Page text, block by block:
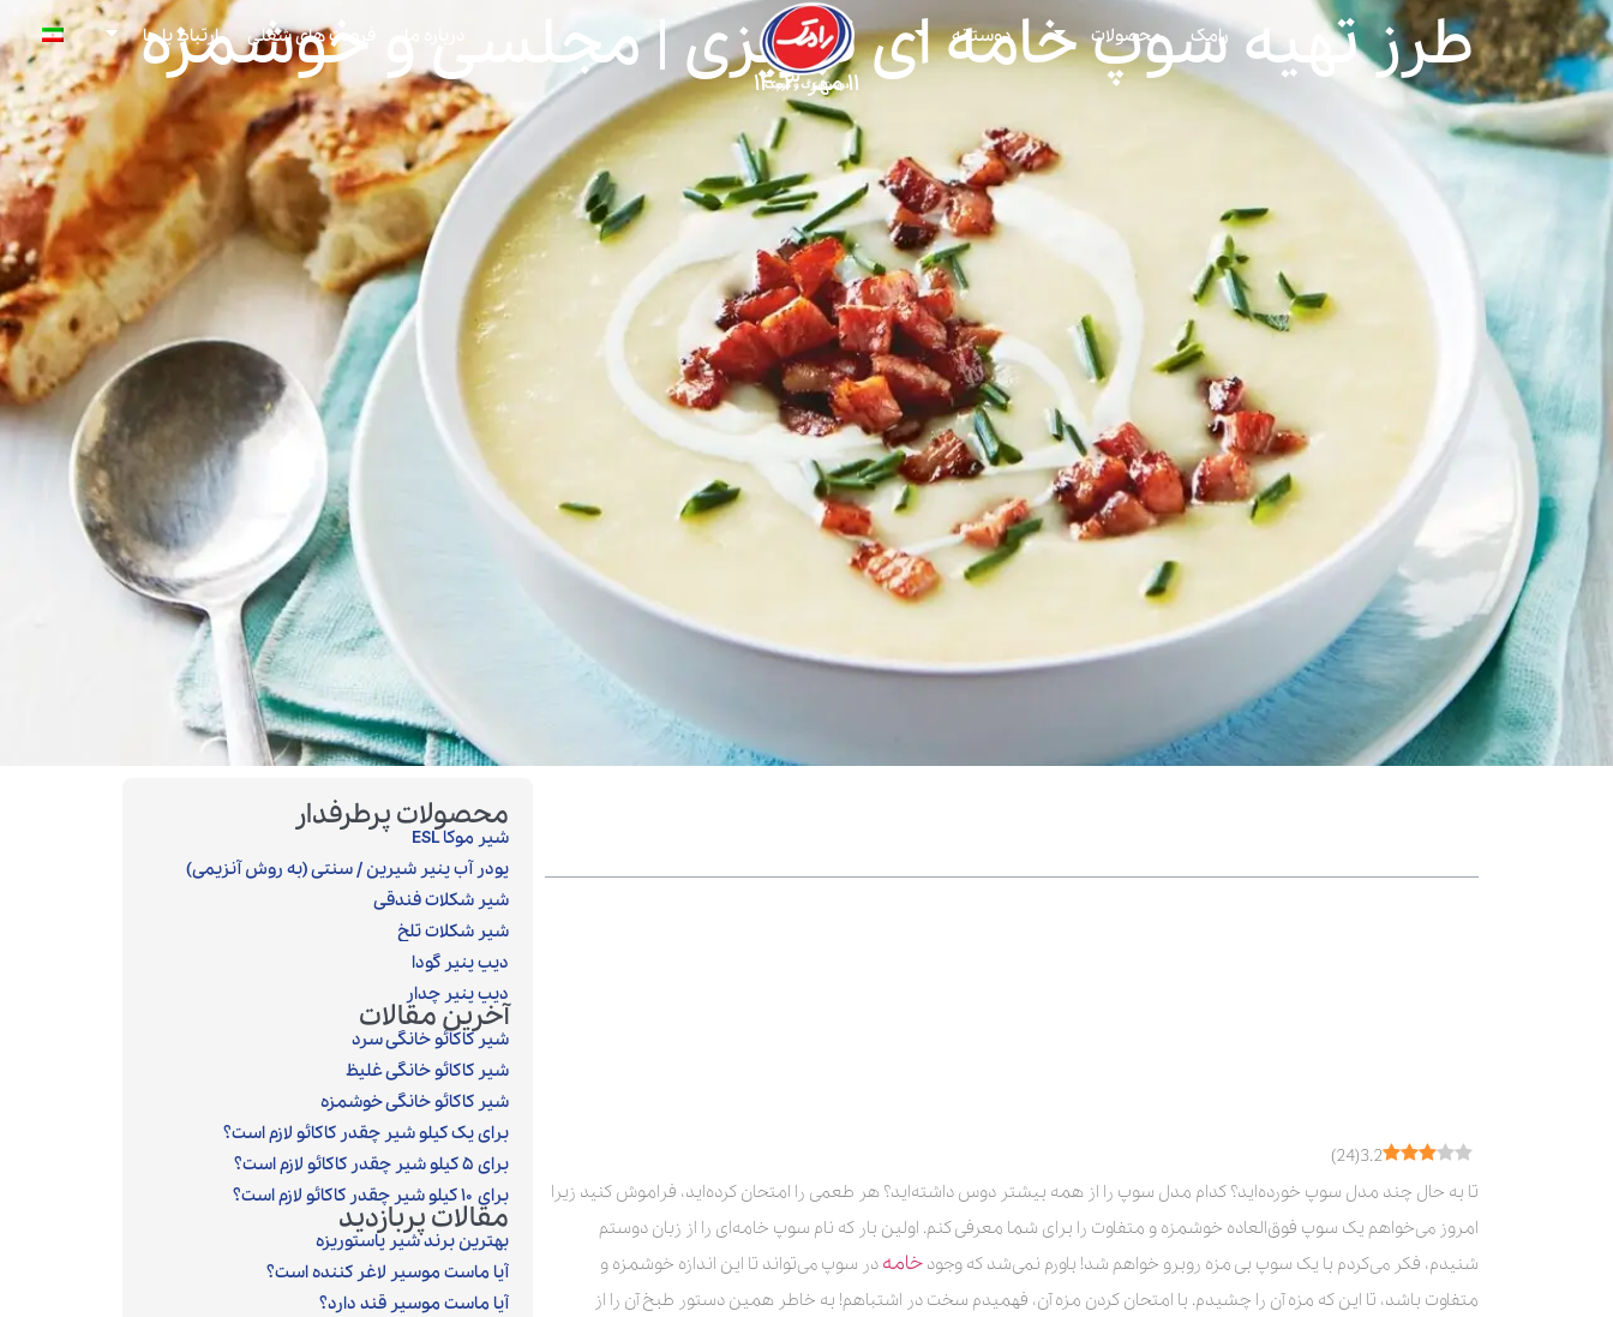
فرصت های شغلی ارتباط با ما رامک محصولات دوستانه
طرز تهیه سوپ خامه ای تبریزی | مجلسی و خوشمزه
۱۱ مهر ۱۴۰۳
طرز تهیه سوپ خامه با کلم بروکلی
نکات مهمی که باید بدانید
کلام آخر
3.2
(
24
)
تا به حال چند مدل سوپ خورده‌اید؟ کدام مدل سوپ را از همه بیشتر دوس داشته‌اید؟ هر طعمی را امتحان کرده‌اید، فراموش کنید زیرا
امروز می‌خواهم یک سوپ فوق‌العاده خوشمزه و متفاوت را برای شما معرفی کنم. اولین بار که نام سوپ خامه‌ای را از زبان دوستم
شنیدم، فکر می‌کردم با یک سوپ بی مزه روبرو خواهم شد! باورم‌ نمی‌شد که وجود خامه در سوپ می‌تواند تا این اندازه خوشمزه و
متفاوت باشد، تا این که مزه آن را چشیدم. با امتحان کردن مزه آن، فهمیدم سخت در اشتباهم! به خاطر همین دستور طبخ آن را از
محصولات پرطرفدار
شیر موکا ESL
پودر آب پنیر شیرین / سنتی (به روش آنزیمی)‎
شیر شکلات فندقی
شیر شکلات تلخ
دیپ پنیر گودا
دیپ پنیر چدار
آخرین مقالات
شیر کاکائو خانگی سرد
شیر کاکائو خانگی غلیظ
شیر کاکائو خانگی خوشمزه
برای یک کیلو شیر چقدر کاکائو لازم است؟
برای ۵ کیلو شیر چقدر کاکائو لازم است؟
برای ۱۰ کیلو شیر چقدر کاکائو لازم است؟
مقالات پربازدید
بهترین برند شیر پاستوریزه
آیا ماست موسیر لاغر کننده است؟
آیا ماست موسیر قند دارد؟